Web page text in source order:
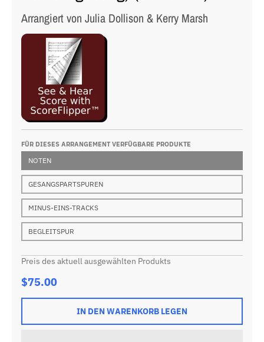
Arrangiert von Julia Dollison & Kerry Marsh
FÜR DIESES ARRANGEMENT VERFÜGBARE PRODUKTE
NOTEN
GESANGSPARTSPUREN
MINUS-EINS-TRACKS
BEGLEITSPUR
Preis des aktuell ausgewählten Produkts
$75.00
IN DEN WARENKORB LEGEN